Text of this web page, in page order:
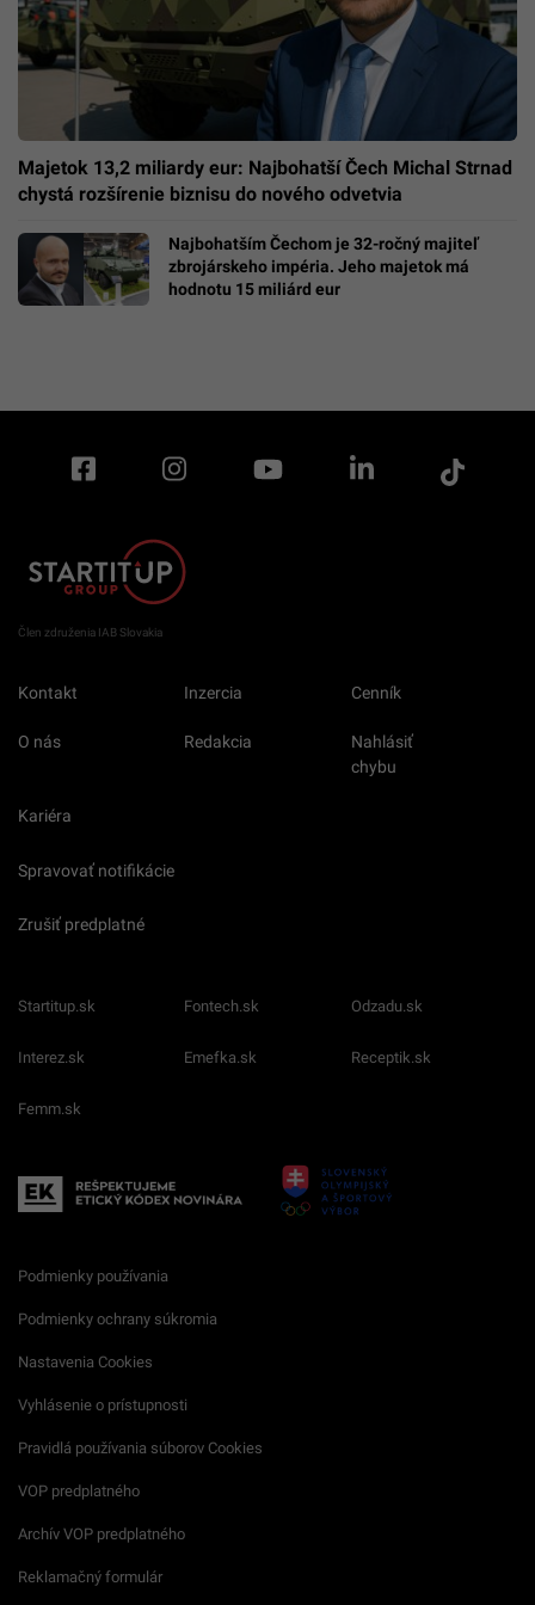
Majetok 13,2 miliardy eur: Najbohatší Čech Michal Strnad
chystá rozšírenie biznisu do nového odvetvia
Najbohatším Čechom je 32-ročný majiteľ
zbrojárskeho impéria. Jeho majetok má
hodnotu 15 miliárd eur
Člen združenia IAB Slovakia
Kontakt Inzercia Cenník
O nás Redakcia
Nahlásiť
chybu
Kariéra
Spravovať notifikácie
Zrušiť predplatné
Startitup.sk Fontech.sk Odzadu.sk
Interez.sk Emefka.sk Receptik.sk
Femm.sk
Podmienky používania
Podmienky ochrany súkromia
Nastavenia Cookies
Vyhlásenie o prístupnosti
Pravidlá používania súborov Cookies
VOP predplatného
Archív VOP predplatného
Reklamačný formulár